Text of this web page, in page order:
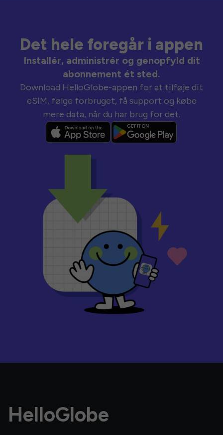
Det hele foregår i appen
Installér, administrér og genopfyld dit
abonnement ét sted.
Download HelloGlobe-appen for at tilføje dit
eSIM, følge forbruget, få support og købe
mere data, når du har brug for det.
HelloGlobe